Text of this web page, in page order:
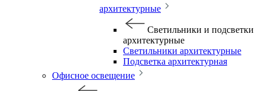
архитектурные
Светильники и подсветки
архитектурные
Светильники архитектурные
Подсветка архитектурная
Офисное освещение